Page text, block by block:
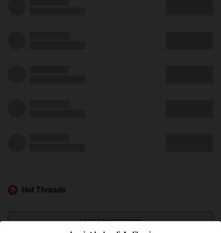
Hot Threads
Lihat Selengkapnya